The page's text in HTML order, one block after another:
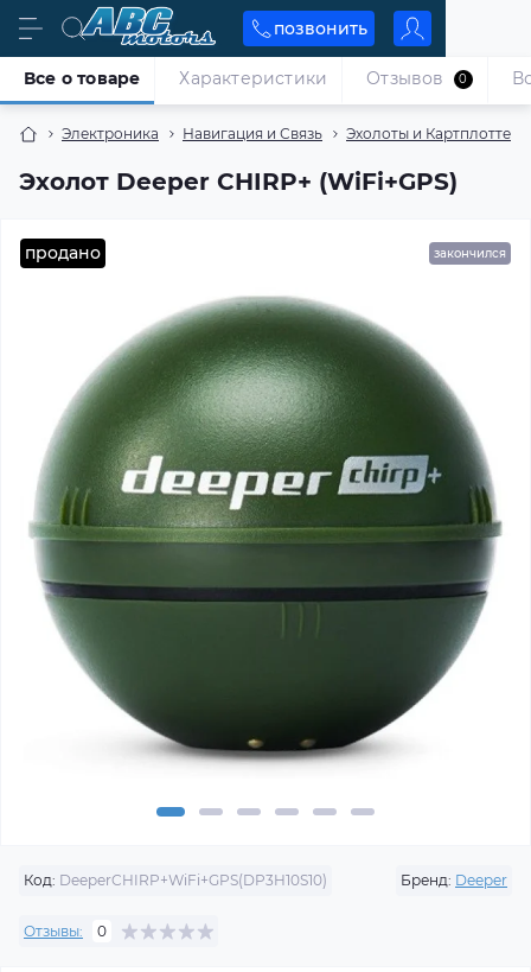
позвонить
Электроника Навигация и Связь Эхолоты и Картплоттеры
Эхолот Deeper CHIRP+ (WiFi+GPS)
Все о товаре Характеристики Отзывов 0
продано закончился
Код: DeeperCHIRP+WiFi+GPS(DP3H10S10) Бренд: Deeper
Отзывы: 0